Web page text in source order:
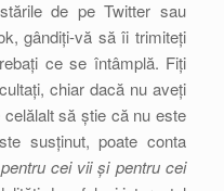
de pe Twitter sau
gândiți-vă să îi trimiteți
ce se întâmplă. Fiți
chiar dacă nu aveți
să știe că nu este
susținut, poate conta
cei vii și pentru cei